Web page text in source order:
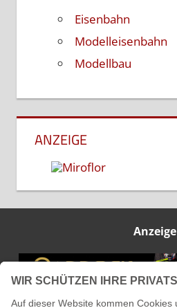
Eisenbahn
Modelleisenbahn
Modellbau
ANZEIGE
Anzeige